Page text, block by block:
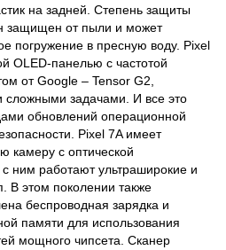
на задней. Степень защиты
защищен от пыли и может
погружение в пресную воду. Pixel
OLED-панелью с частотой
от Google – Tensor G2,
задачами. И все это
обновлений операционной
Pixel 7A имеет
камеру с оптической
ним работают ультраширокие и
В этом поколении также
​​беспроводная зарядка и
памяти для использования
мощного чипсета. Сканер